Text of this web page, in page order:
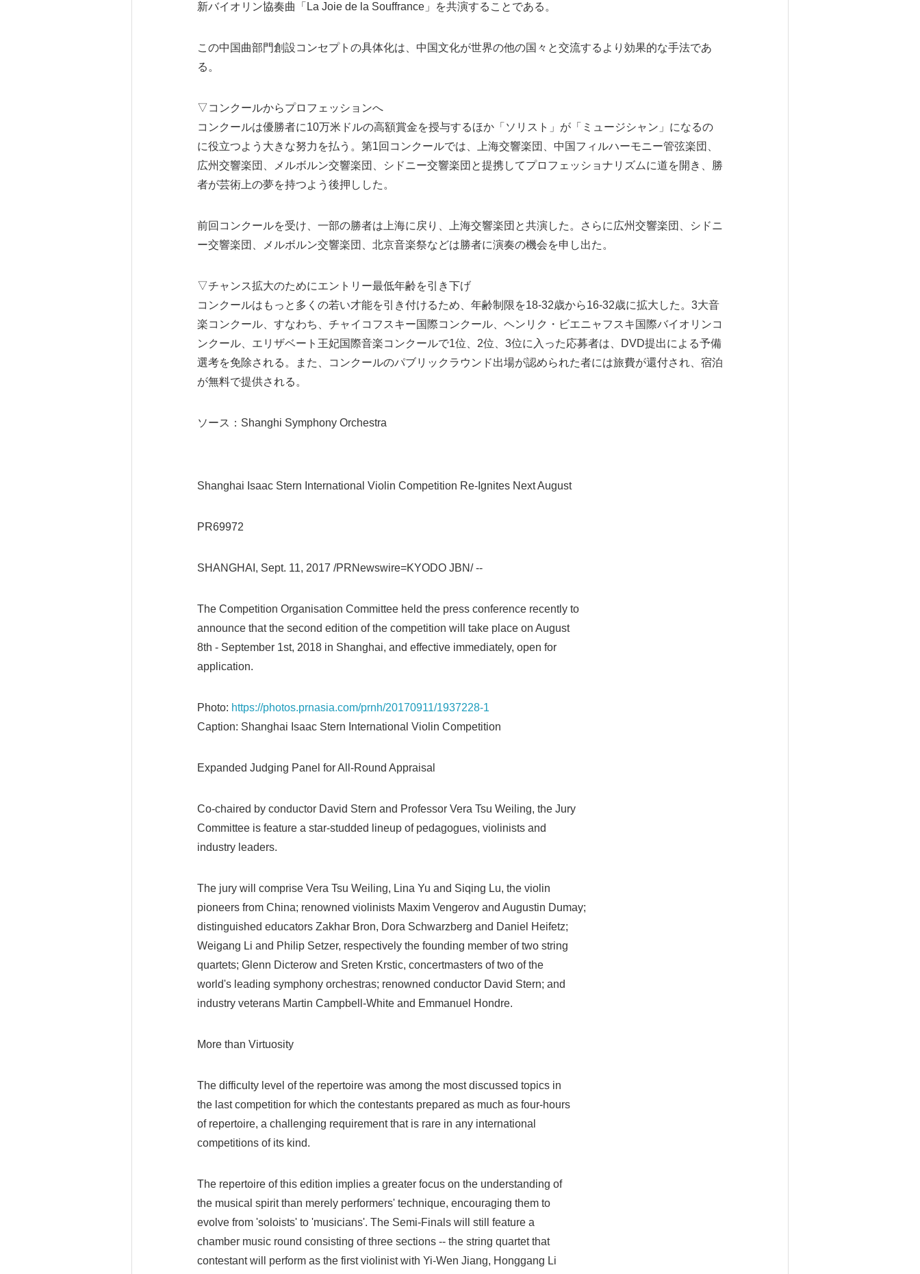
新バイオリン協奏曲「La Joie de la Souffrance」を共演することである。
この中国曲部門創設コンセプトの具体化は、中国文化が世界の他の国々と交流するより効果的な手法であ
る。
▽コンクールからプロフェッションへ
コンクールは優勝者に10万米ドルの高額賞金を授与するほか「ソリスト」が「ミュージシャン」になるの
に役立つよう大きな努力を払う。第1回コンクールでは、上海交響楽団、中国フィルハーモニー管弦楽団、
広州交響楽団、メルボルン交響楽団、シドニー交響楽団と提携してプロフェッショナリズムに道を開き、勝
者が芸術上の夢を持つよう後押しした。
前回コンクールを受け、一部の勝者は上海に戻り、上海交響楽団と共演した。さらに広州交響楽団、シドニ
ー交響楽団、メルボルン交響楽団、北京音楽祭などは勝者に演奏の機会を申し出た。
▽チャンス拡大のためにエントリー最低年齢を引き下げ
コンクールはもっと多くの若い才能を引き付けるため、年齢制限を18-32歳から16-32歳に拡大した。3大音
楽コンクール、すなわち、チャイコフスキー国際コンクール、ヘンリク・ビエニャフスキ国際バイオリンコ
ンクール、エリザベート王妃国際音楽コンクールで1位、2位、3位に入った応募者は、DVD提出による予備
選考を免除される。また、コンクールのパブリックラウンド出場が認められた者には旅費が還付され、宿泊
が無料で提供される。
ソース：Shanghi Symphony Orchestra
Shanghai Isaac Stern International Violin Competition Re-Ignites Next August
PR69972
SHANGHAI, Sept. 11, 2017 /PRNewswire=KYODO JBN/ --
The Competition Organisation Committee held the press conference recently to
announce that the second edition of the competition will take place on August
8th - September 1st, 2018 in Shanghai, and effective immediately, open for
application.
Photo: https://photos.prnasia.com/prnh/20170911/1937228-1
Caption: Shanghai Isaac Stern International Violin Competition
Expanded Judging Panel for All-Round Appraisal
Co-chaired by conductor David Stern and Professor Vera Tsu Weiling, the Jury
Committee is feature a star-studded lineup of pedagogues, violinists and
industry leaders.
The jury will comprise Vera Tsu Weiling, Lina Yu and Siqing Lu, the violin
pioneers from China; renowned violinists Maxim Vengerov and Augustin Dumay;
distinguished educators Zakhar Bron, Dora Schwarzberg and Daniel Heifetz;
Weigang Li and Philip Setzer, respectively the founding member of two string
quartets; Glenn Dicterow and Sreten Krstic, concertmasters of two of the
world's leading symphony orchestras; renowned conductor David Stern; and
industry veterans Martin Campbell-White and Emmanuel Hondre.
More than Virtuosity
The difficulty level of the repertoire was among the most discussed topics in
the last competition for which the contestants prepared as much as four-hours
of repertoire, a challenging requirement that is rare in any international
competitions of its kind.
The repertoire of this edition implies a greater focus on the understanding of
the musical spirit than merely performers' technique, encouraging them to
evolve from 'soloists' to 'musicians'. The Semi-Finals will still feature a
chamber music round consisting of three sections -- the string quartet that
contestant will perform as the first violinist with Yi-Wen Jiang, Honggang Li
Japanese